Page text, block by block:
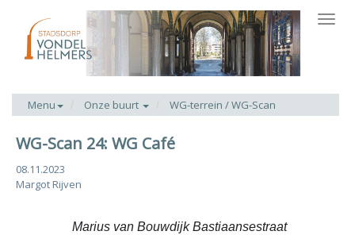
Menu Onze buurt WG-terrein / WG-Scan
WG-Scan 24: WG Café
08.11.2023
Margot Rijven
Marius van Bouwdijk Bastiaansestraat